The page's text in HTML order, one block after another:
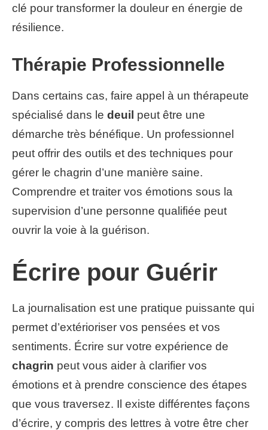
clé pour transformer la douleur en énergie de
résilience.
Thérapie Professionnelle
Dans certains cas, faire appel à un thérapeute
spécialisé dans le deuil peut être une
démarche très bénéfique. Un professionnel
peut offrir des outils et des techniques pour
gérer le chagrin d’une manière saine.
Comprendre et traiter vos émotions sous la
supervision d’une personne qualifiée peut
ouvrir la voie à la guérison.
Écrire pour Guérir
La journalisation est une pratique puissante qui
permet d’extérioriser vos pensées et vos
sentiments. Écrire sur votre expérience de
chagrin peut vous aider à clarifier vos
émotions et à prendre conscience des étapes
que vous traversez. Il existe différentes façons
d’écrire, y compris des lettres à votre être cher